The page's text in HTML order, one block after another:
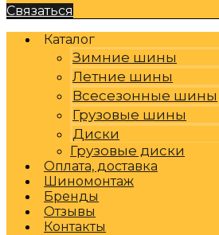
Связаться
Каталог
Зимние шины
Летние шины
Всесезонные шины
Грузовые шины
Диски
Грузовые диски
Оплата, доставка
Шиномонтаж
Бренды
Отзывы
Контакты